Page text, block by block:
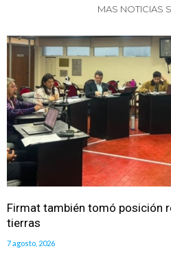
MAS NOTICIAS
Firmat también tomó posición
tierras
7 agosto, 2026